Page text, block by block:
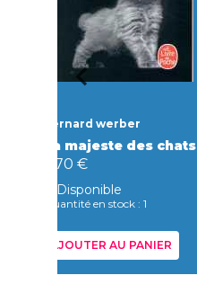
Bernard werber
Sa majeste des chats
9,70 €
Disponible
Quantité en stock : 1
AJOUTER AU PANIER